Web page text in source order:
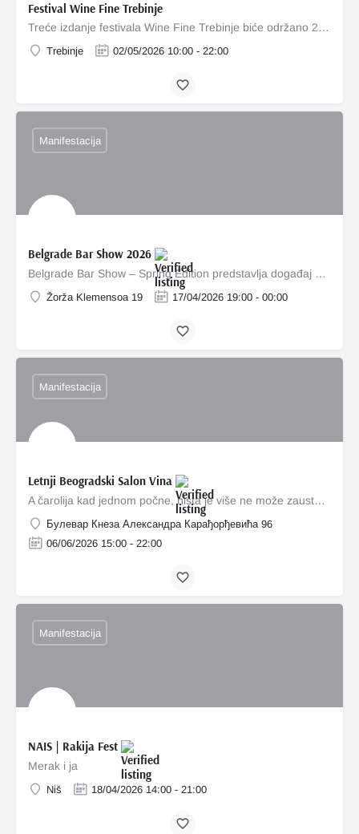
Festival Wine Fine Trebinje
Treće izdanje festivala Wine Fine Trebinje biće održano 2. maja, čime se nastavlja kontinuitet i razvoj…
Trebinje 02/05/2026 10:00 - 22:00
Belgrade Bar Show 2026
Belgrade Bar Show – Spring Edition predstavlja događaj posvećen miksologiji i savremenoj barskoj kulturi u…
Žorža Klemensoa 19 17/04/2026 19:00 - 00:00
Manifestacija
Letnji Beogradski Salon Vina
A čarolija kad jednom počne, ništa je više ne može zaustaviti!
Булевар Кнеза Александра Карађорђевића 96
06/06/2026 15:00 - 22:00
Manifestacija
NAIS | Rakija Fest
Merak i ja
Niš 18/04/2026 14:00 - 21:00
Manifestacija